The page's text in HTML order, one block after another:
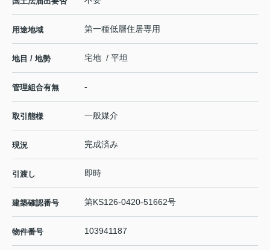
用途地域 第一種低層住居専用
地目 / 地勢 宅地 / 平坦
管理組合有無 -
取引態様 一般媒介
現況 完成済み
引渡し 即時
建築確認番号 第KS126-0420-51662号
物件番号 103941187